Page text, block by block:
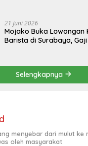
21 Juni 2026
Mojako Buka Lowongan
Barista di Surabaya, Gaji
Selengkapnya
menyebar dari mulut ke
oleh masyarakat